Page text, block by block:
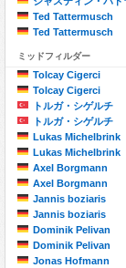
Ted Tattermusch
Ted Tattermusch
ミッドフィルダー
Tolcay Cigerci
Tolcay Cigerci
トルガ・シゲルチ
トルガ・シゲルチ
Lukas Michelbrink
Lukas Michelbrink
Axel Borgmann
Axel Borgmann
Jannis boziaris
Jannis boziaris
Dominik Pelivan
Dominik Pelivan
Jonas Hofmann